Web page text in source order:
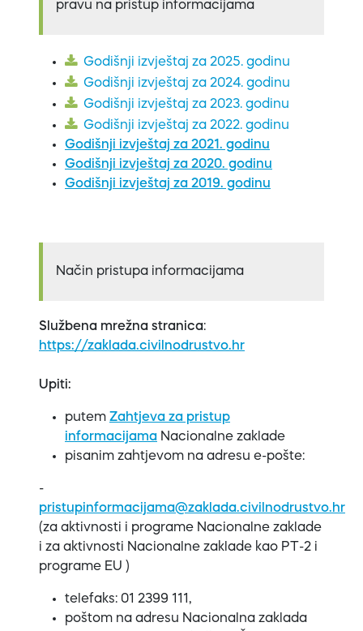
pravu na pristup informacijama
Godišnji izvještaj za 2025. godinu
Godišnji izvještaj za 2024. godinu
Godišnji izvještaj za 2023. godinu
Godišnji izvještaj za 2022. godinu
Godišnji izvještaj za 2021. godinu
Godišnji izvještaj za 2020. godinu
Godišnji izvještaj za 2019. godinu
Način pristupa informacijama
Službena mrežna stranica:
https://zaklada.civilnodrustvo.hr
Upiti:
putem Zahtjeva za pristup
informacijama Nacionalne zaklade
pisanim zahtjevom na adresu e-pošte:
-
pristupinformacijama@zaklada.civilnodrustvo.hr
(za aktivnosti i programe Nacionalne zaklade
i za aktivnosti Nacionalne zaklade kao PT-2 i
programe EU )
telefaks: 01 2399 111,
poštom na adresu Nacionalna zaklada